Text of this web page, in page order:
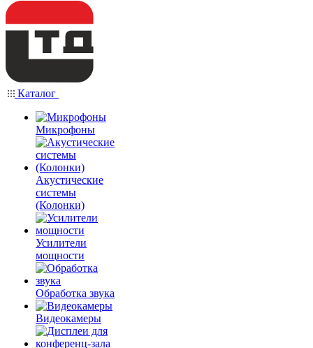
Каталог
Микрофоны
Акустические
системы
(Колонки)
Усилители
мощности
Обработка звука
Видеокамеры